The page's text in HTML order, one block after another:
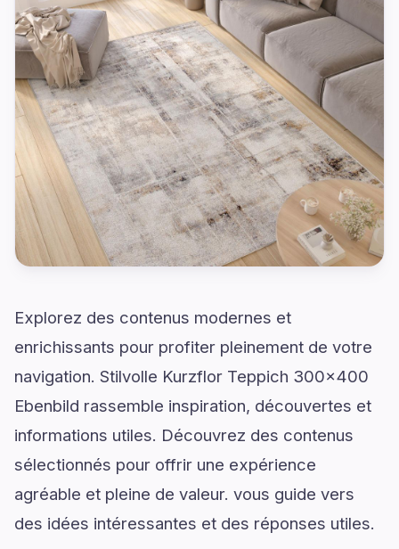
Explorez des contenus modernes et
enrichissants pour profiter pleinement de votre
navigation. Stilvolle Kurzflor Teppich 300x400
Ebenbild rassemble inspiration, découvertes et
informations utiles. Découvrez des contenus
sélectionnés pour offrir une expérience
agréable et pleine de valeur. vous guide vers
des idées intéressantes et des réponses utiles.